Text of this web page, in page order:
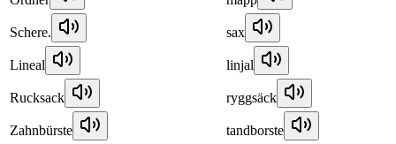
Schere. sax
Lineal linjal
Rucksack ryggsäck
Zahnbürste tandborste